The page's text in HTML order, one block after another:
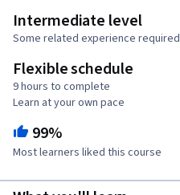
Intermediate level
Some related experience required
Flexible schedule
9 hours to complete
Learn at your own pace
99%
Most learners liked this course